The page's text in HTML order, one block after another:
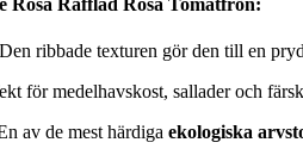
Den ribbade texturen gör den till en
för medelhavskost, sallader och
av de mest härdiga ekologiska